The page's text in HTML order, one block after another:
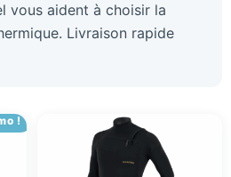
vous aident à choisir la
Livraison rapide
!